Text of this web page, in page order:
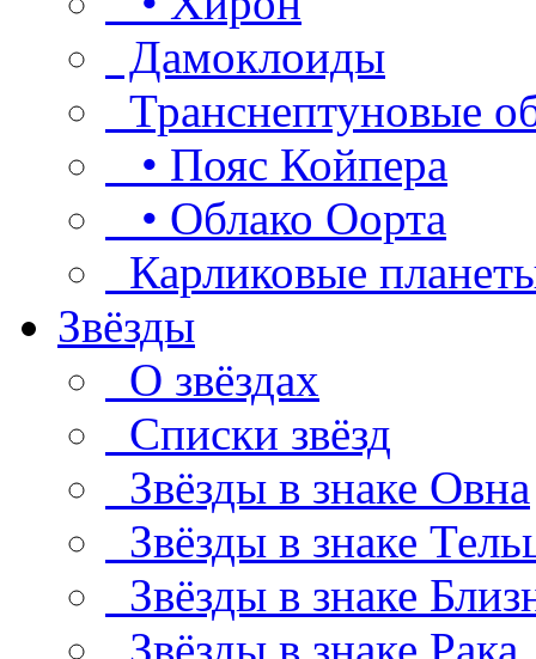
Дамоклоиды
Транснептуновые
• Пояс Койпера
• Облако Оорта
Карликовые
Звёзды
О звёздах
Списки звёзд
Звёзды в знаке Овна
Звёзды в знаке
Звёзды в знаке